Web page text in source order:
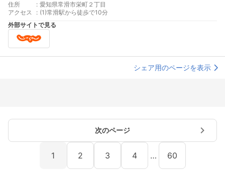
住所 : 愛知県常滑市栄町２丁目
アクセス
: (1)常滑駅から徒歩で10分
外部サイトで見る
シェア用のページを表示
次のページ
1 2 3 4 … 60